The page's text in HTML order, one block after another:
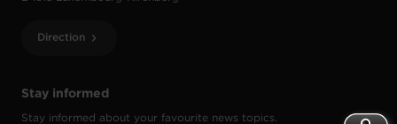
Stay informed
Stay informed about your favourite news topics.
Direction